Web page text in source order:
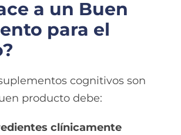
a un Buen
para el
cognitivos son
producto debe:
clínicamente